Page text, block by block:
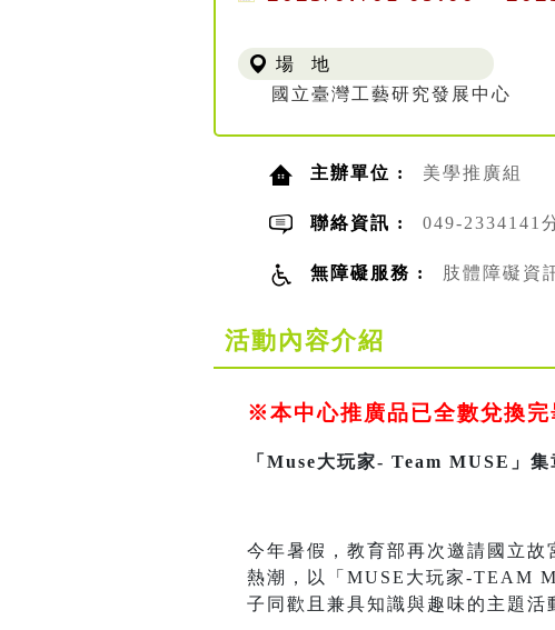
場 地
國立臺灣工藝研究發展中心
主辦單位 : 美學推廣組
聯絡資訊 : 049-2334141
無障礙服務 : 肢體障礙資
活動內容介紹
※本中心推廣品已全數兌換完
「Muse大玩家- Team MUSE」集
今年暑假，教育部再次邀請國立故
熱潮，以「MUSE大玩家-TEAM
子同歡且兼具知識與趣味的主題活